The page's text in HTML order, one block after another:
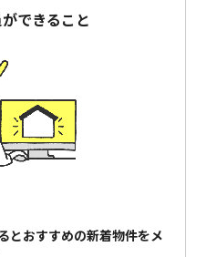
できること
とおすすめの新着物件をメ